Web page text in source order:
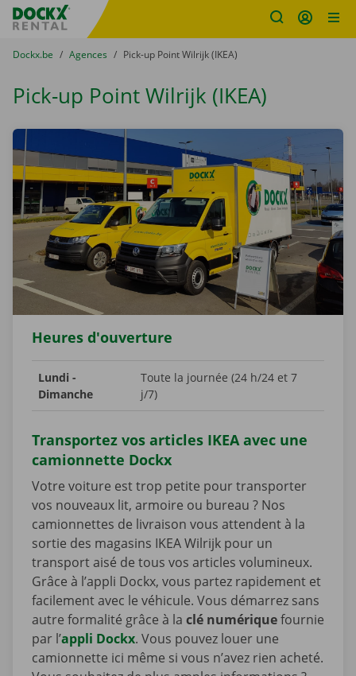
sitename
You are here:
du
Dockx.be to
Agences to
Pick-up Point Wilrijk (IKEA)
Pick-up Point Wilrijk (IKEA)
Heures d'ouverture
Lundi -
Dimanche
Toute la journée (24 h/24 et 7
j/7)
Transportez vos articles IKEA avec une
camionnette Dockx
Votre voiture est trop petite pour transporter
vos nouveaux lit, armoire ou bureau ? Nos
camionnettes de livraison vous attendent à la
sortie des magasins IKEA Wilrijk pour un
transport aisé de tous vos articles volumineux.
Grâce à l’appli Dockx, vous partez rapidement et
facilement avec le véhicule. Vous démarrez sans
autre formalité grâce à la clé numériquefournie
par l’appli Dockx. Vous pouvez louer une
camionnette ici même si vous n’avez rien acheté.